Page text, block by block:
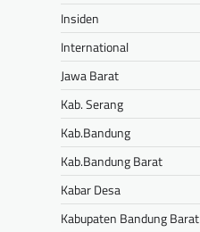
Insiden
International
Jawa Barat
Kab. Serang
Kab.Bandung
Kab.Bandung Barat
Kabar Desa
Kabupaten Bandung Barat